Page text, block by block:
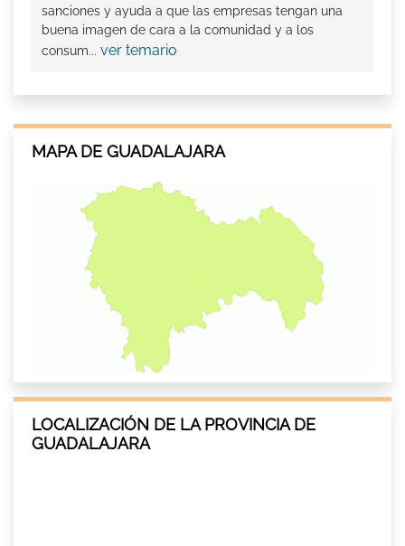
sanciones y ayuda a que las empresas tengan una
buena imagen de cara a la comunidad y a los
consum... ver temario
MAPA DE GUADALAJARA
LOCALIZACIÓN DE LA PROVINCIA DE
GUADALAJARA